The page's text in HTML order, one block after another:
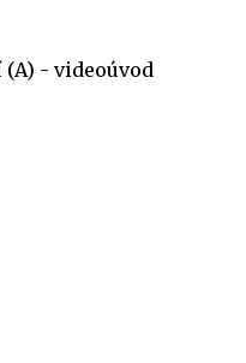
(A) - videoúvod